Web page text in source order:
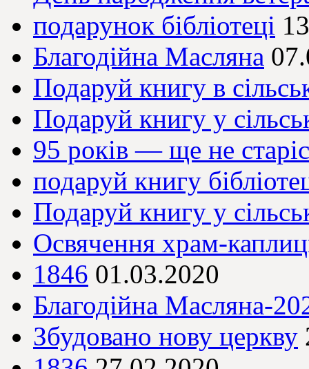
подарунок бібліотеці
Благодійна Масляна
Подаруй книгу в
Подаруй книгу у
95 років — ще не
подаруй книгу
Подаруй книгу у
Освячення храм-
1846 01.03.2020
Благодійна Масляна-
Збудовано нову церкву